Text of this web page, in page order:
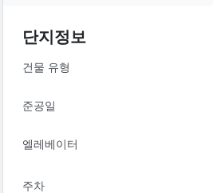
단지정보
건물 유형
준공일
엘레베이터
주차